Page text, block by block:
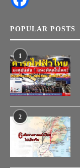
POPULAR POSTS
1
2